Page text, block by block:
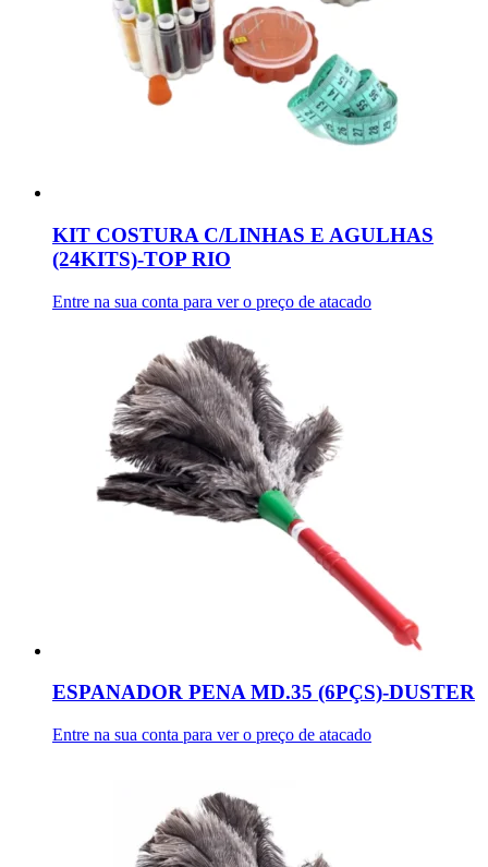
KIT COSTURA C/LINHAS E AGULHAS
(24KITS)-TOP RIO
Entre na sua conta para ver o preço de atacado
ESPANADOR PENA MD.35 (6PÇS)-DUSTER
Entre na sua conta para ver o preço de atacado